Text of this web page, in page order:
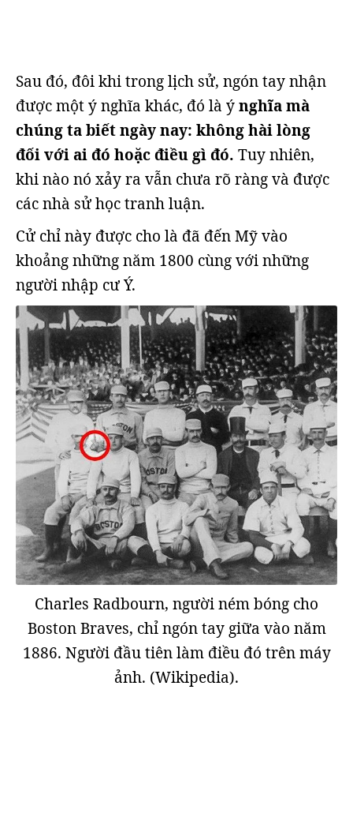
Sau đó, đôi khi trong lịch sử, ngón tay nhận
được một ý nghĩa khác, đó là ýnghĩa mà
chúng ta biết ngày nay: không hài lòng
đối với ai đó hoặc điều gì đó. Tuy nhiên,
khi nào nó xảy ra vẫn chưa rõ ràng và được
các nhà sử học tranh luận.
Cử chỉ này được cho là đã đến Mỹ vào
khoảng những năm 1800 cùng với những
người nhập cư Ý.
Charles Radbourn, người ném bóng cho
Boston Braves, chỉ ngón tay giữa vào năm
1886. Người đầu tiên làm điều đó trên máy
ảnh. (Wikipedia).